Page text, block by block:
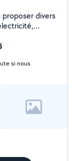
proposer divers
d'autres